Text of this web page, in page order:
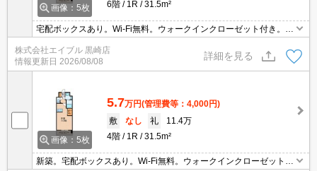
画像：5枚 6階 1R 31.5m²
宅配ボックスあり。Wi-Fi無料。ウォークインクローゼット付き。保
株式会社エイブル 黒崎店
情報更新日 2026/08/08
詳細を見る
画像：5枚
5.7万円(管理費等：4,000円)
敷
なし 礼
11.4万
4階
1R 31.5m²
新築。宅配ボックスあり。Wi-Fi無料。ウォークインクローゼット付